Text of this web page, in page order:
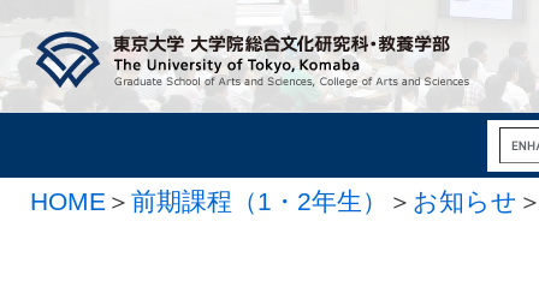
HOME ＞ 前期課程（1・2年生） ＞ お知らせ